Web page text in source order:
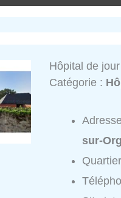
Hôpital de
Catégorie :
sur-